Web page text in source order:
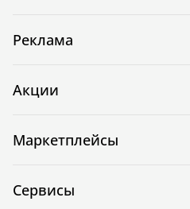
Реклама
Акции
Маркетплейсы
Сервисы